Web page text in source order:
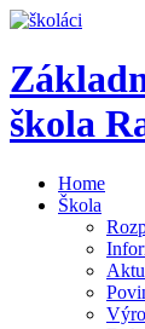
škola
Home
Škola